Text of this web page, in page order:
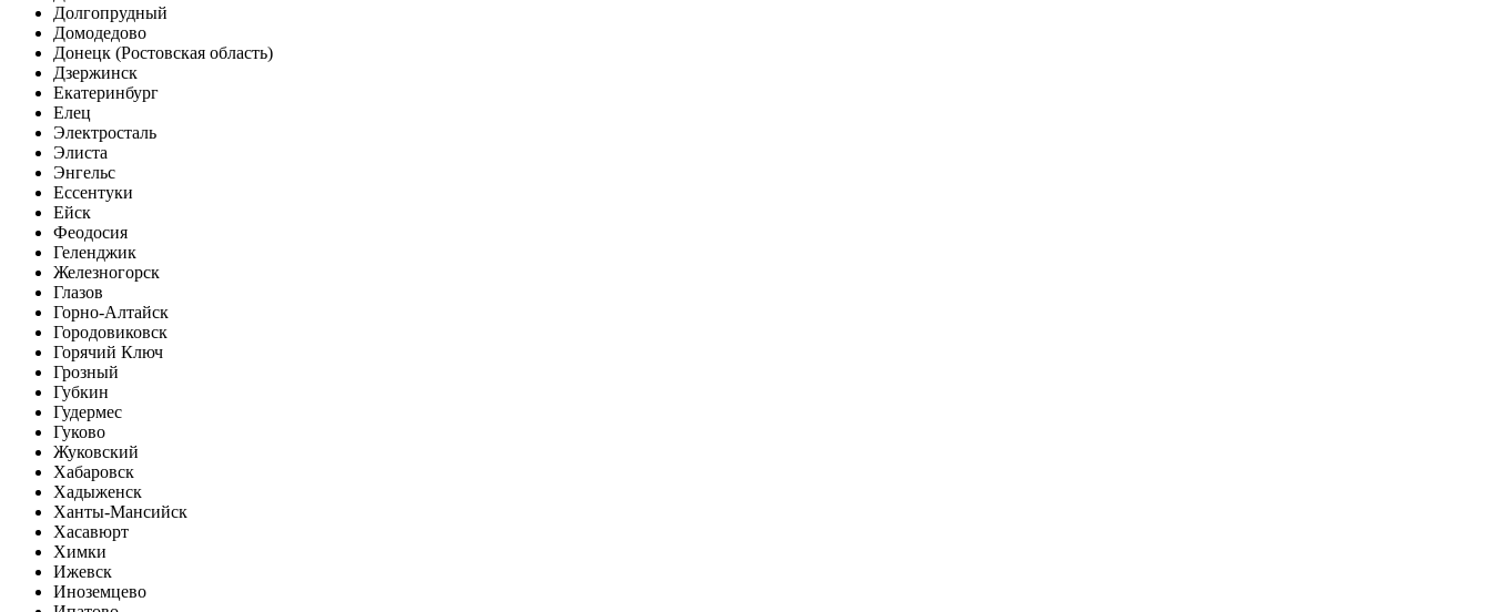
Долгопрудный
Домодедово
Донецк (Ростовская область)
Дзержинск
Екатеринбург
Елец
Электросталь
Элиста
Энгельс
Ессентуки
Ейск
Феодосия
Геленджик
Железногорск
Глазов
Горно-Алтайск
Городовиковск
Горячий Ключ
Грозный
Губкин
Гудермес
Гуково
Жуковский
Хабаровск
Хадыженск
Ханты-Мансийск
Хасавюрт
Химки
Ижевск
Иноземцево